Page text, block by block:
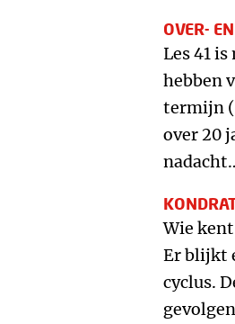
OVER-
Les 41
hebben
termijn
over 20
Wie
Er blijkt
cyclus.